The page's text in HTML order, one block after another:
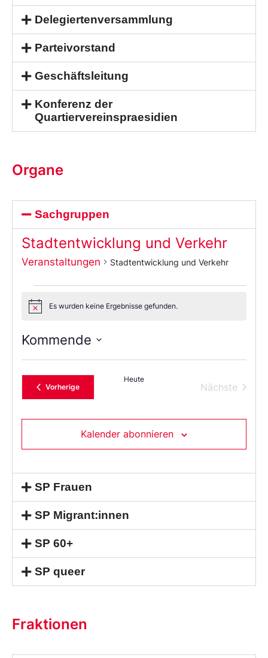
Delegiertenversammlung
Parteivorstand
Geschäftsleitung
Konferenz der
Quartiervereinspraesidien
Organe
Sachgruppen
Stadtentwicklung und Verkehr
Veranstaltungen Stadtentwicklung und Verkehr
NoticeEs wurden keine Ergebnisse gefunden.
Kommende
Sie
das
Datum
aus.
VorherigeVeranstaltungen
Heute
Nächste
Kalender abonnieren
SP Frauen
SP Migrant:innen
SP 60+
SP queer
Fraktionen